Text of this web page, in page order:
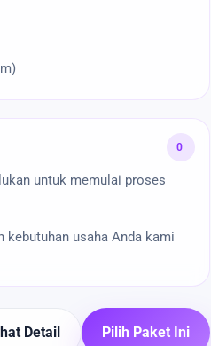
0
untuk memulai proses
usaha Anda kami
Detail Pilih Paket Ini